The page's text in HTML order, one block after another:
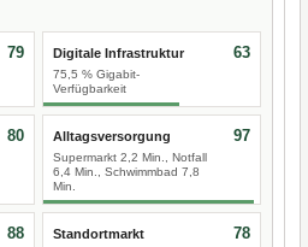
79 Digitale Infrastruktur
75,5 % Gigabit-
Verfügbarkeit
63
80 Alltagsversorgung
Supermarkt 2,2 Min., Notfall
6,4 Min., Schwimmbad 7,8
Min.
97
88 Standortmarkt 78